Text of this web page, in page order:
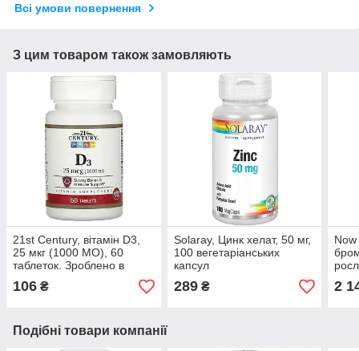
Всі умови повернення
З цим товаром також замовляють
21st Century, вітамін D3,
25 мкг (1000 МО), 60
таблеток. Зроблено в
США.
106 ₴
Solaray, Цинк хелат, 50 мг,
100 вегетаріанських
капсул
289₴
Now
2
Подібні товари компанії